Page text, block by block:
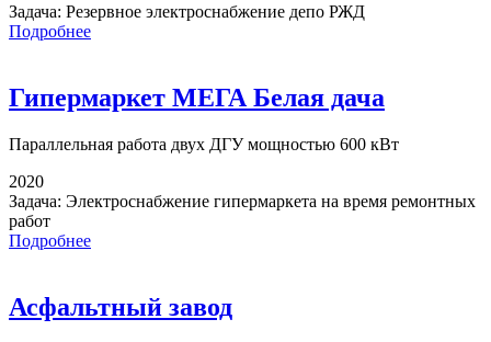
Задача: Резервное электроснабжение депо РЖД
Подробнее
Гипермаркет МЕГА Белая дача
Параллельная работа двух ДГУ мощностью 600 кВт
2020
Задача: Электроснабжение гипермаркета на время ремонтных
работ
Подробнее
Асфальтный завод